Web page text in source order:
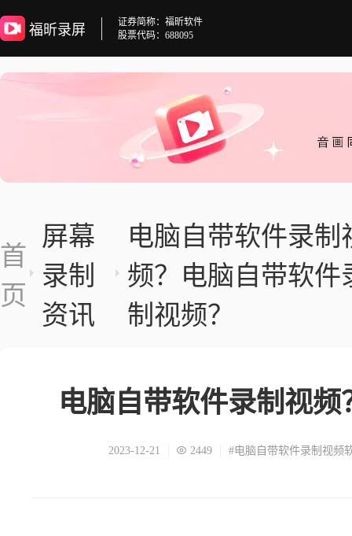
福昕录屏
证券简称：福昕软件
股票代码：688095
首
页
屏幕
录制
资讯
电脑自带软件录制
频？电脑自带软件
制视频？
电脑自带软件录制视
2023-12-21 2449 #电脑自带软件录制视频